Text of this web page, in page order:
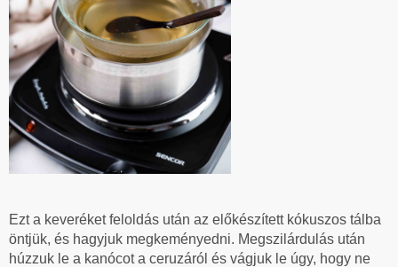
Ezt a keveréket feloldás után az előkészített kókuszos tálba
öntjük, és hagyjuk megkeményedni. Megszilárdulás után
húzzuk le a kanócot a ceruzáról és vágjuk le úgy, hogy ne